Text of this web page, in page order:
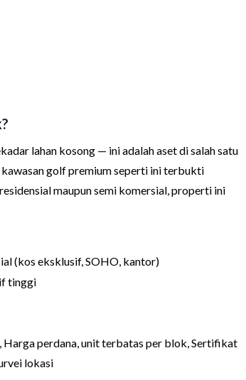
lahan kosong — ini adalah aset di salah satu
golf premium seperti ini terbukti
maupun semi komersial, properti ini
(kos eksklusif, SOHO, kantor)
tinggi
perdana, unit terbatas per blok, Sertifikat
lokasi